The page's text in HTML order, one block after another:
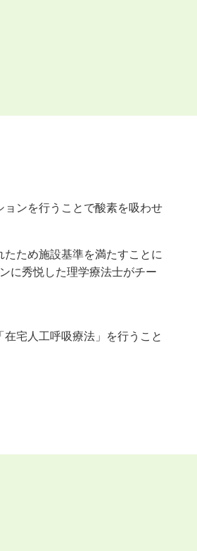
ンを行うことで酸素を吸わせ
ため施設基準を満たすことに
に秀悦した理学療法士がチー
宅人工呼吸療法」を行うこと